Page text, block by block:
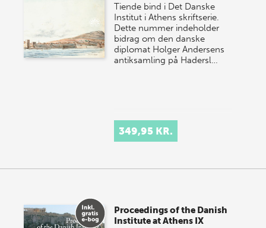
Tiende bind i Det Danske
Institut i Athens skriftserie.
Dette nummer indeholder
bidrag om den danske
diplomat Holger Andersens
antiksamling på Hadersl…
349,95 KR.
Proceedings of the Danish
Institute at Athens IX